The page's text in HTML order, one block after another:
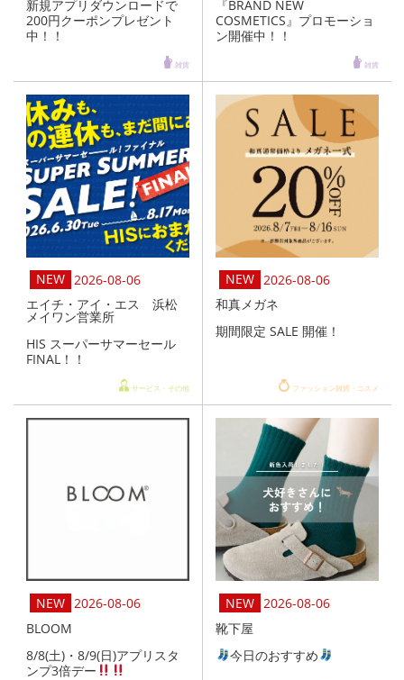
新規アプリダウンロードで
200円クーポンプレゼント
中！！
雑貨
『BRAND NEW
COSMETICS』プロモーショ
ン開催中！！
雑貨
2026-08-06
エイチ・アイ・エス 浜松
メイワン営業所
HIS スーパーサマーセール
FINAL！！
サービス・その他
2026-08-06
和真メガネ
期間限定 SALE 開催！
ファッション雑貨・コスメ
2026-08-06
BLOOM
8/8(土)・8/9(日)アプリスタ
ンプ3倍デー
2026-08-06
靴下屋
今日のおすすめ